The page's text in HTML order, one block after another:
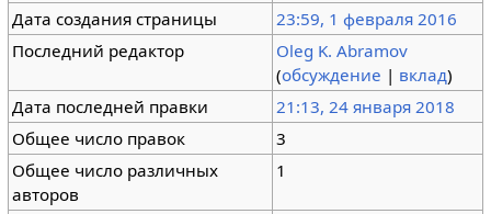
Дата создания страницы
23:59, 1 февраля 2016
Последний редактор
Oleg K. Abramov
(обсуждение | вклад)
Дата последней правки
21:13, 24 января 2018
Общее число правок
3
Общее число различных
авторов
1